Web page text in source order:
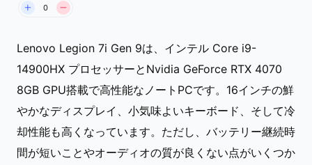
0
Lenovo Legion 7i Gen 9は、インテル Core i9-
14900HX プロセッサーとNvidia GeForce RTX 4070
8GB GPU搭載で高性能なノートPCです。16インチの鮮
やかなディスプレイ、小気味よいキーボード、そして冷
却性能も高くなっています。ただし、バッテリー継続時
間が短いことやオーディオの質が良くない点がいくつか